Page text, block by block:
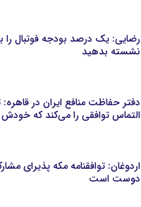
رضایی: یک درصد بودجه فوتبال را
نشسته بدهید
دفتر حفاظت منافع ایران در
التماس توافقی را می‌کند که خودش
اردوغان: توافقنامه مکه پذیرای
دوست است